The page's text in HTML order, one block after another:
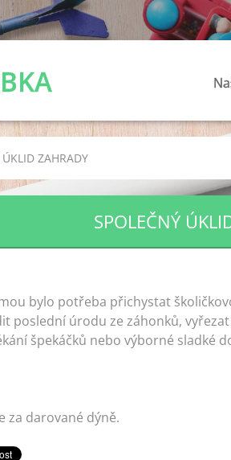
ÚKLID ZAHRADY
SPOLEČNÝ
bylo potřeba přichystat
poslední úrodu ze záhonků,
špekáčků nebo výborné sladké
za darované dýně.